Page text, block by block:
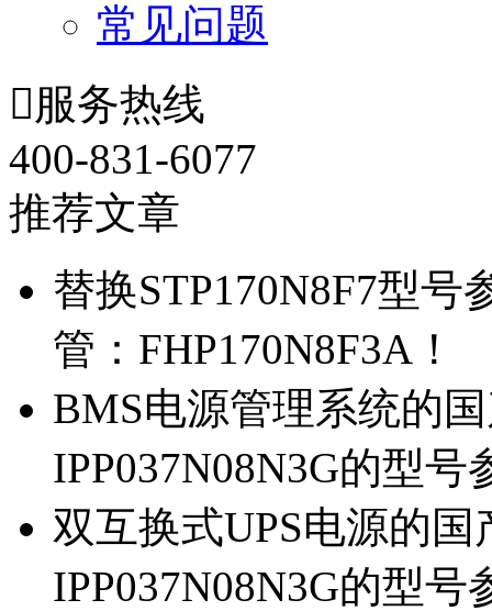
常见问题
服务热线
400-831-6077
推荐文章
替换STP170N8F7型
管：FHP170N8F3A！
BMS电源管理系统的
IPP037N08N3G的型号
双互换式UPS电源的
IPP037N08N3G的型号